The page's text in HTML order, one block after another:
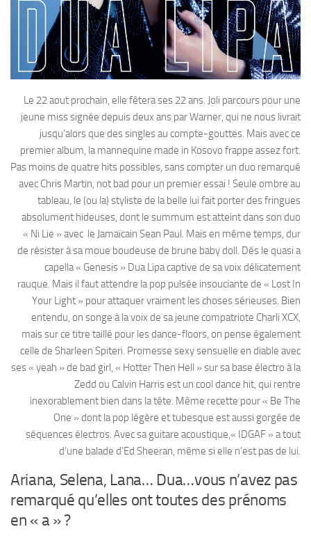
Le 22 aout prochain, elle fêtera ses 22 ans. Joli parcours pour une
jeune miss signée depuis deux ans par Warner, qui ne nous livrait
jusqu’alors que des singles au compte-gouttes. Mais avec ce
premier album, la mannequine made in Kosovo frappe assez fort.
Pas moins de quatre hits possibles, sans compter un duo remarqué
avec Chris Martin, not bad pour un premier essai ! Seule ombre au
tableau, le (ou la) styliste de la belle lui fait porter des fringues
absolument hideuses, dont le summum est atteint dans son duo
« Ni Lie » avec le Jamaïcain Sean Paul. Mais en même temps, dur
de résister à sa moue boudeuse de brune baby doll. Dés le quasi a
capella « Genesis » Dua Lipa captive de sa voix délicatement
rauque. Mais il faut attendre la pop pulsée insouciante de « Lost In
Your Light » pour attaquer vraiment les choses sérieuses. Bien
entendu, on songe à la voix de sa jeune compatriote Charli XCX,
mais sur ce titre taillé pour les dance-floors, on pense également
celle de Sharleen Spiteri. Promesse sexy sensuelle en diable avec
ses « yeah » de bad girl, « Hotter Then Hell » sur sa base électro à la
Zedd ou Calvin Harris est un cool dance hit, qui rentre
inexorablement bien dans la tête. Même recette pour « Be The
One » dont la pop légère et tubesque est aussi gorgée de
séquences électros. Avec sa guitare acoustique,« IDGAF » a tout
d’une balade d’Ed Sheeran, même si elle n’est pas de lui.
Ariana, Selena, Lana… Dua…vous n’avez pas
remarqué qu’elles ont toutes des prénoms
en « a » ?